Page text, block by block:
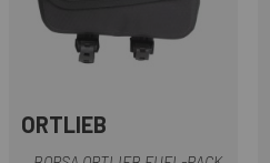
ORTLIEB